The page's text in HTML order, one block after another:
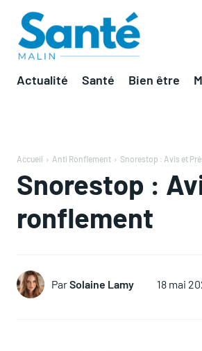
Actualité Santé Bien être
Accueil Anti Ronflement Snorestop : Avis et
Snorestop :
ronflement
ParSolaine Lamy 18 mai